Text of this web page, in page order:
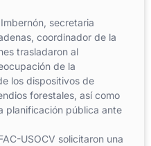
secretaria
coordinador de la
trasladaron al
de la
los dispositivos de
forestales, así como
planificación pública ante
USOCV solicitaron una